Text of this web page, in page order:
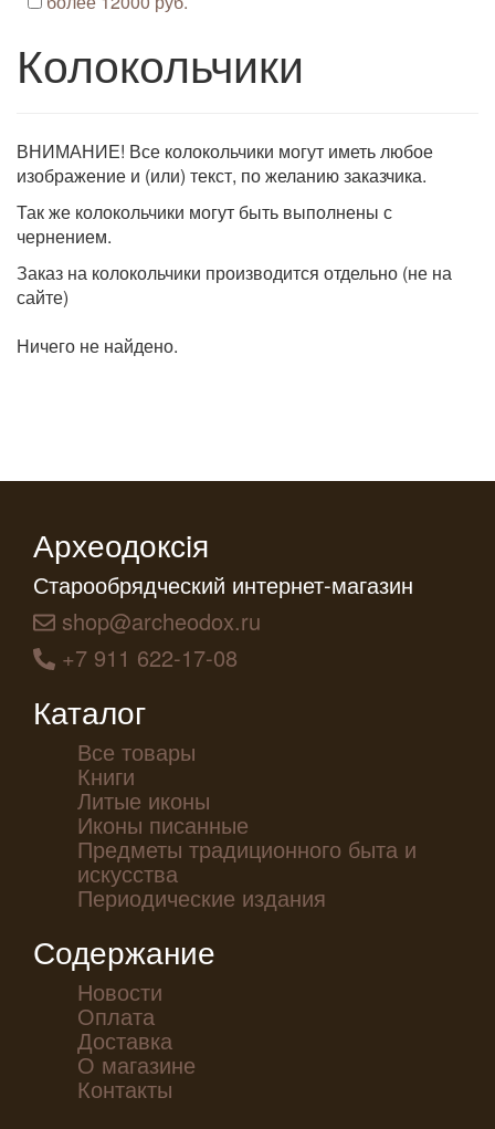
Колокольчики
ВНИМАНИЕ! Все колокольчики могут иметь любое
изображение и (или) текст, по желанию заказчика.
Так же колокольчики могут быть выполнены с
чернением.
Заказ на колокольчики производится отдельно (не на
сайте)
Ничего не найдено.
Археодоксiя
Старообрядческий интернет-магазин
shop@archeodox.ru
+7 911 622-17-08
Каталог
Все товары
Книги
Литые иконы
Иконы писанные
Предметы традиционного быта и
искусства
Периодические издания
Содержание
Новости
Оплата
Доставка
О магазине
Контакты